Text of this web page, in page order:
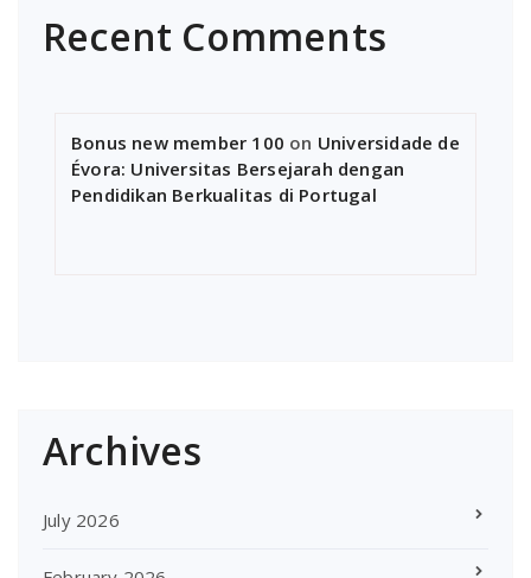
Recent Comments
Bonus new member 100 on Universidade de
Évora: Universitas Bersejarah dengan
Pendidikan Berkualitas di Portugal
Archives
July 2026